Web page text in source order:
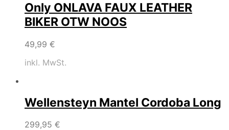
Only ONLAVA FAUX LEATHER
BIKER OTW NOOS
49,99 €
inkl. MwSt.
Wellensteyn Mantel Cordoba Long
299,95 €